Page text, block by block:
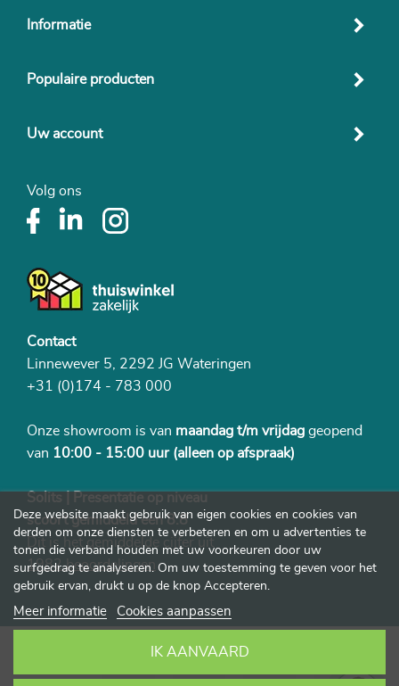
Informatie
Populaire producten
Uw account
Volg ons
Contact
Linnewever 5, 2292 JG Wateringen
+31 (0)174 - 783 000
Onze showroom is van maandag t/m vrijdag geopend
van 10:00 - 15:00 uur (alleen op afspraak)
Solits | Presentatie op niveau
scoort gemiddeld een 8.8
Dit is het gemiddelde cijfer uit
1982 beoordelingen
Deze website maakt gebruik van eigen cookies en cookies van
derden om onze diensten te verbeteren en om u advertenties te
tonen die verband houden met uw voorkeuren door uw
surfgedrag te analyseren. Om uw toestemming te geven voor het
gebruik ervan, drukt u op de knop Accepteren.
Meer informatie Cookies aanpassen
IK AANVAARD